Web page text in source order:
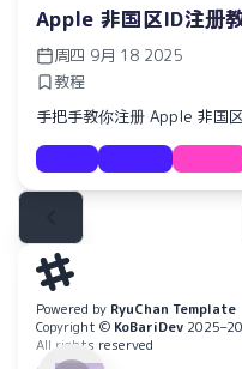
Apple 非国区ID注册
周四 9月 18 2025
教程
手把手教你注册 Apple 非国
Powered by RyuChan Template
Copyright © KoBariDev
All rights reserved